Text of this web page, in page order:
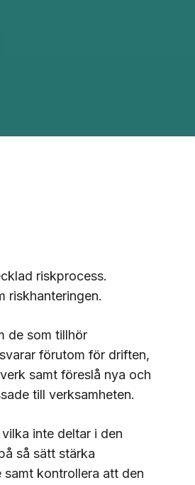
riskprocess.
riskhanteringen.
de som tillhör
förutom för driften,
samt föreslå nya och
till verksamheten.
inte deltar i den
så sätt stärka
kontrollera att den